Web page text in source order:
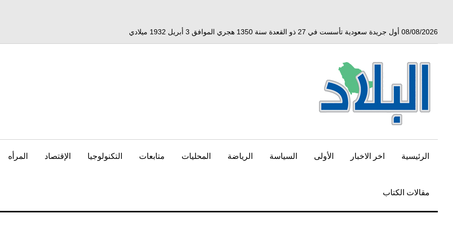
08/08/2026 أول جريدة سعودية تأسست في 27 ذو القعدة سنة 1350 هجري الموافق 3 أبريل 1932 ميلادي
الرئيسية اخر الاخبار الأولى السياسة الرياضة المحليات متابعات التكنولوجيا الإقتصاد المرأه
مقالات الكتاب